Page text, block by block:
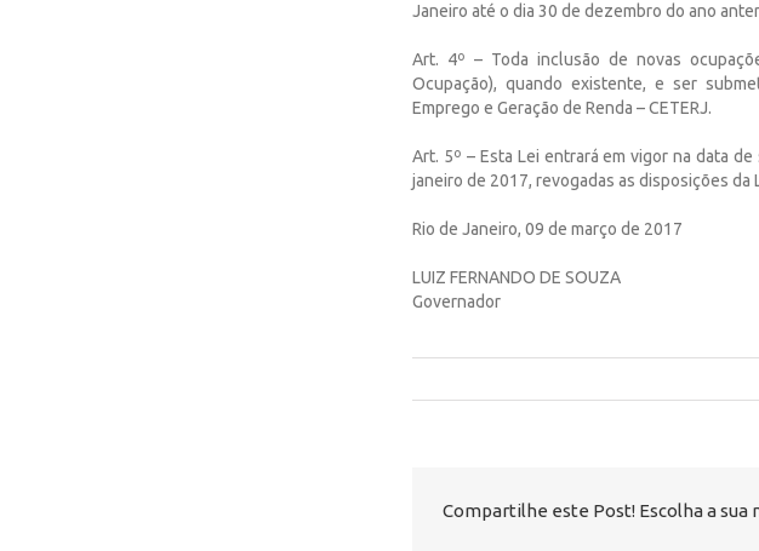
Janeiro até o dia 30 de dezembro do ano
Art. 4º – Toda inclusão de novas
Ocupação), quando existente, e ser
Emprego e Geração de Renda – CETERJ.
Art. 5º – Esta Lei entrará em vigor na data
janeiro de 2017, revogadas as disposições da
Rio de Janeiro, 09 de março de 2017
LUIZ FERNANDO DE SOUZA
Governador
Compartilhe este Post! Escolha a sua